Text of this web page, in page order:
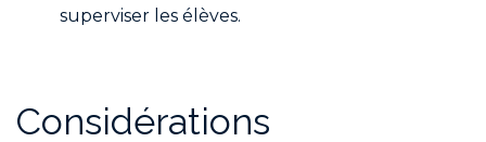
superviser les élèves.
Considérations